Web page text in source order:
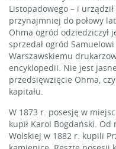
Listopadowego – i
przynajmniej do połowy
Ohma ogród odziedziczył
sprzedał ogród
Warszawskiemu
encyklopedii. Nie jest
przedsięwzięcie Ohma,
kapitału.
W 1873 r. posesję w
kupił Karol Bogdański.
Wolskiej w 1882 r. kupili